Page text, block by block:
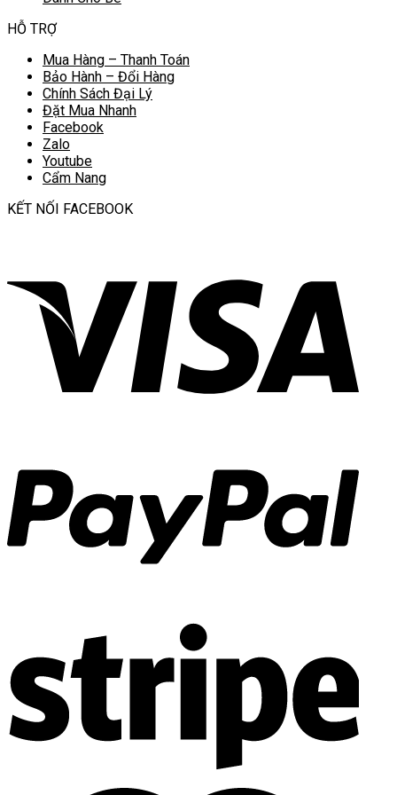
HỖ TRỢ
Mua Hàng – Thanh Toán
Bảo Hành – Đổi Hàng
Chính Sách Đại Lý
Đặt Mua Nhanh
Facebook
Zalo
Youtube
Cẩm Nang
KẾT NỐI FACEBOOK